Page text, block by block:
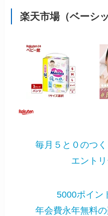
楽天市場（ベーシッ
毎月５と０のつ
エント
5000ポイン
年会費永年無料